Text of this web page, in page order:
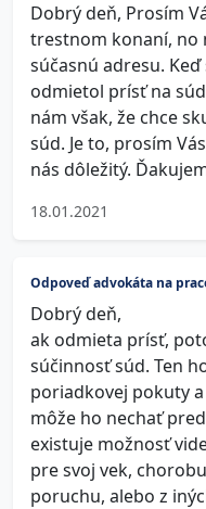
Dobrý deň, Prosím
trestnom konaní, no
súčasnú adresu.
odmietol prísť na
nám však, že chce
súd. Je to, prosím
nás dôležitý.
18.01.2021
Odpoveď advokáta na
Dobrý deň,
ak odmieta prísť,
súčinnosť súd. Ten
poriadkovej pokuty
môže ho nechať
existuje možnosť
pre svoj vek,
poruchu, alebo z